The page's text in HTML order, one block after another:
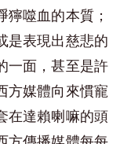
噬血的本質；
是表現出慈悲的
一面，甚至是許
方媒體向來慣寵
在達賴喇嘛的頭